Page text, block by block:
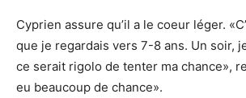
Cyprien assure qu’il a le coeur léger.
que je regardais vers 7-8 ans. Un soir,
ce serait rigolo de tenter ma chance»,
eu beaucoup de chance».